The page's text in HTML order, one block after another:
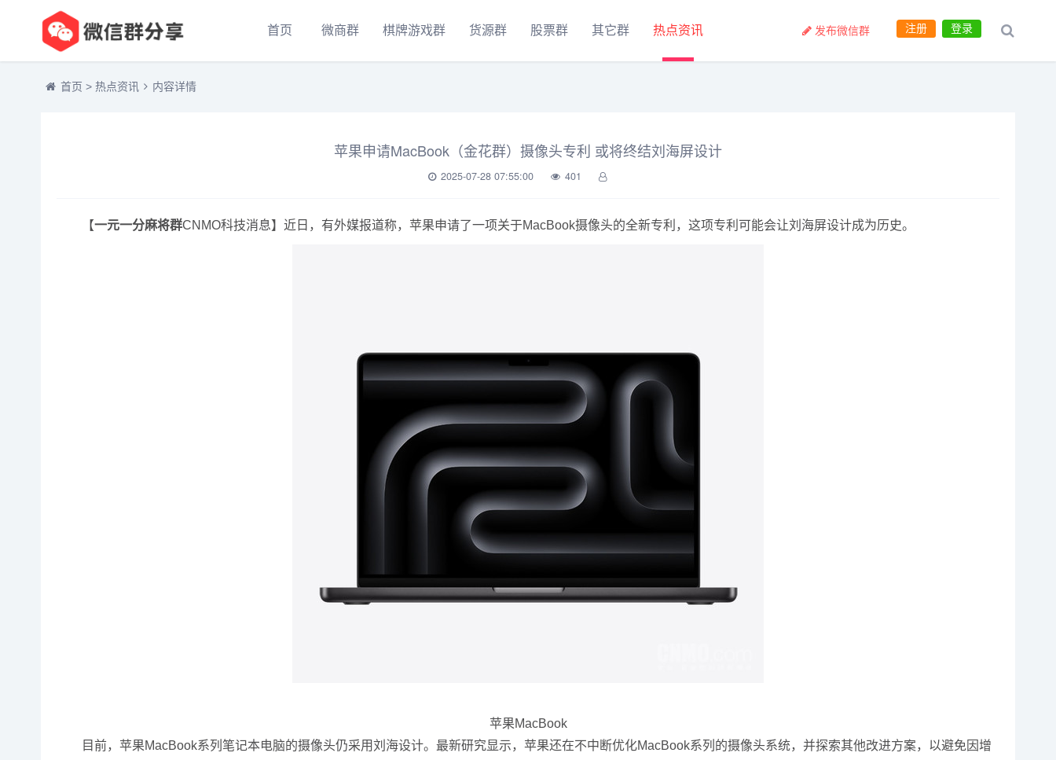
首页 微商群 棋牌游戏群 货源群 股票群 其它群 热点资讯 登录
注册
发布微信群
首页 > 热点资讯 内容详情
苹果申请MacBook（金花群）摄像头专利 或将终结刘海屏设计
2025-07-28 07:55:00 401
【一元一分麻将群CNMO科技消息】近日，有外媒报道称，苹果申请了一项关于MacBook摄像头的全新专利，这项专利可能会让刘海屏设计成为历史。
苹果MacBook
目前，苹果MacBook系列笔记本电脑的摄像头仍采用刘海设计。最新研究显示，苹果还在不中断优化MacBook系列的摄像头系统，并探索其他改进方案，以避免因增